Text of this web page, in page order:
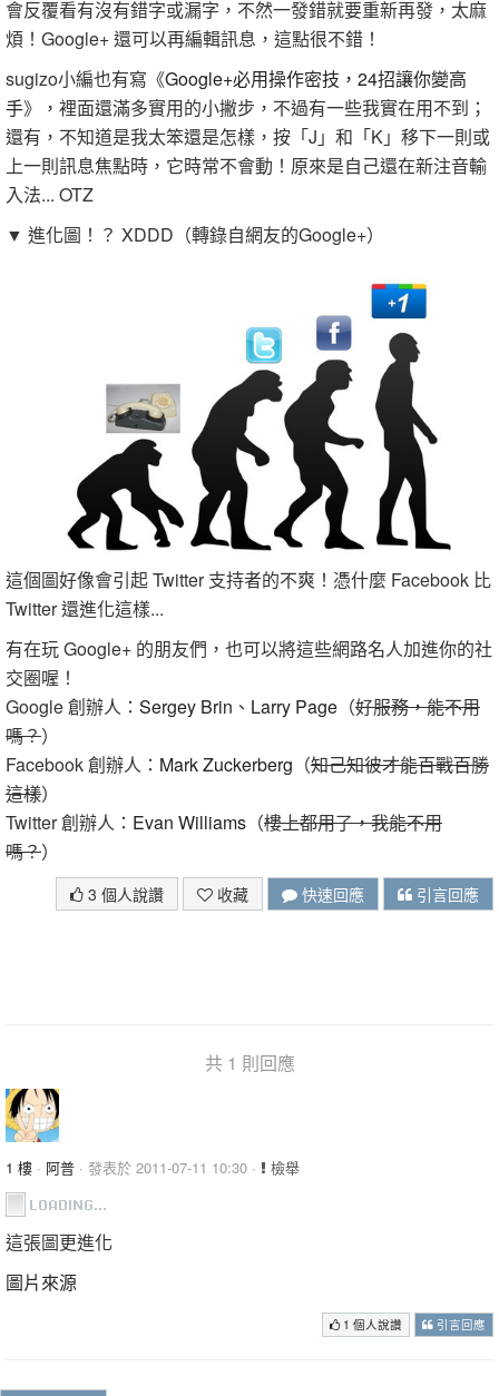
會反覆看有沒有錯字或漏字，不然一發錯就要重新再發，太麻
煩！Google+ 還可以再編輯訊息，這點很不錯！
sugizo小編也有寫《Google+必用操作密技，24招讓你變高
手》，裡面還滿多實用的小撇步，不過有一些我實在用不到；
還有，不知道是我太笨還是怎樣，按「J」和「K」移下一則或
上一則訊息焦點時，它時常不會動！原來是自己還在新注音輸
入法... OTZ
▼ 進化圖！？ XDDD（轉錄自網友的Google+）
這個圖好像會引起 Twitter 支持者的不爽！憑什麼 Facebook 比
Twitter 還進化這樣...
有在玩 Google+ 的朋友們，也可以將這些網路名人加進你的社
交圈喔！
Google 創辦人： Sergey Brin 、 Larry Page （好服務，能不用
嗎？）
Facebook 創辦人： Mark Zuckerberg （知己知彼才能百戰百勝
這樣）
Twitter 創辦人： Evan Williams （樓上都用了，我能不用
嗎？）
3 個人說讚 收藏 快速回應 引言回應
共 1 則回應
1 樓 · 阿普 · 發表於 2011-07-11 10:30 · 檢舉
這張圖更進化
圖片來源
1 個人說讚 引言回應